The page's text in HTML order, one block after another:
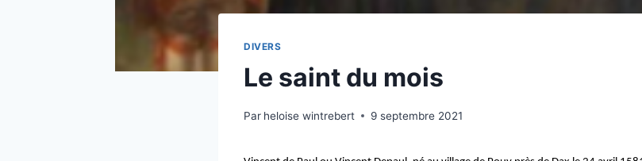
DIVERS
Le saint du mois
Par heloise wintrebert 9 septembre 2021